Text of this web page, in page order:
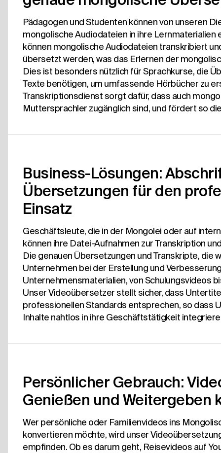
Pädagogen und Studenten können von unseren
mongolische Audiodateien in ihre Lernmaterialien
können mongolische Audiodateien transkribiert
übersetzt werden, was das Erlernen der
Dies ist besonders nützlich für Sprachkurse, die
Texte benötigen, um umfassende Hörbücher zu
Transkriptionsdienst sorgt dafür, dass auch
Muttersprachler zugänglich sind, und fördert so
Business-Lösungen:
Übersetzungen für den
Einsatz
Geschäftsleute, die in der Mongolei oder auf
können ihre Datei-Aufnahmen zur Transkription
Die genauen Übersetzungen und Transkripte, die
Unternehmen bei der Erstellung und
Unternehmensmaterialien, von Schulungsvideos
Unser Videoübersetzer stellt sicher, dass
professionellen Standards entsprechen, so dass
Inhalte nahtlos in ihre Geschäftstätigkeit
Persönlicher Gebrauch:
Genießen und Weitergeben
Wer persönliche oder Familienvideos ins
konvertieren möchte, wird unser
empfinden. Ob es darum geht, Reisevideos auf